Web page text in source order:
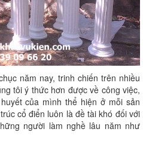
năm nay, trinh chiến trên nhiều
tôi ý thức hơn được về công việc,
của mình thể hiện ở mỗi sản
cổ điển luôn là đề tài khó đối với
người làm nghề lâu năm như